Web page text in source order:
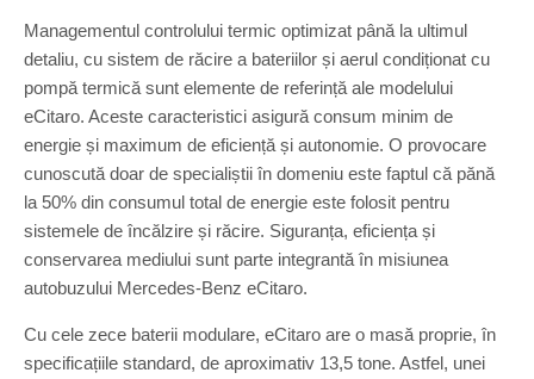
Managementul controlului termic optimizat până la ultimul
detaliu, cu sistem de răcire a bateriilor și aerul condiționat cu
pompă termică sunt elemente de referință ale modelului
eCitaro. Aceste caracteristici asigură consum minim de
energie și maximum de eficiență și autonomie. O provocare
cunoscută doar de specialiștii în domeniu este faptul că pănă
la 50% din consumul total de energie este folosit pentru
sistemele de încălzire și răcire. Siguranța, eficiența și
conservarea mediului sunt parte integrantă în misiunea
autobuzului Mercedes-Benz eCitaro.
Cu cele zece baterii modulare, eCitaro are o masă proprie, în
specificațiile standard, de aproximativ 13,5 tone. Astfel, unei